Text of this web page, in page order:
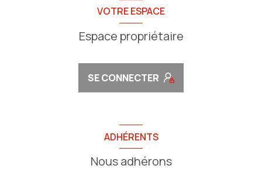
VOTRE ESPACE
Espace propriétaire
SE CONNECTER
ADHÉRENTS
Nous adhérons